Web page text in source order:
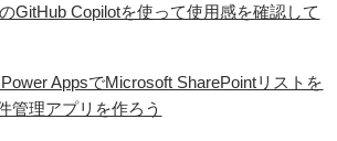
GitHub Copilotを使って使用感を確認して
AppsでMicrosoft SharePointリストを
管理アプリを作ろう